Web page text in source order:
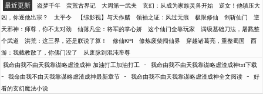
最近更新 盗梦千年 蛮荒古界记 大周第一武夫 玄幻：从成为家族灵兽开始
逆女！他镇压大
凶，你逐他出宗？
太平令 【综影视】与天作赌 领袖之证：风过无痕 极限修仙 剑斩仙门
逆
天邪神：师尊，你不太对劲
仙落凡尘：将军的掌心娇 这个仙门全靠玩家
满级基础刀法，屠戮整
个武道
洪荒：这三界，还是朕说了算！ 修仙KPI 修炼废柴闯仙界 穿越诸葛亮，重整蜀国
西
游：我截教散了，你佛门没了
从废脉到混沌帝尊
我命由我不由天我靠谋略虐渣成神 加油打工加油打工 - 我命由我不由天我靠谋略虐渣成神txt下载
- 我命由我不由天我靠谋略虐渣成神最新章节 - 我命由我不由天我靠谋略虐渣成神全文阅读 - 好
看的玄幻魔法小说